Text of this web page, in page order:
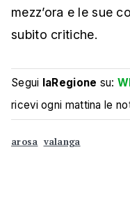
mezz’ora e le sue
subito critiche.
Segui laRegione su:
ricevi ogni mattina le
arosa valanga